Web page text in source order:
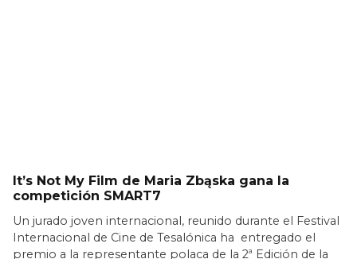
It’s Not My Film de Maria Zbąska gana la
competición SMART7
Un jurado joven internacional, reunido durante el Festival
Internacional de Cine de Tesalónica ha entregado el
premio a la representante polaca de la 2ª Edición de la